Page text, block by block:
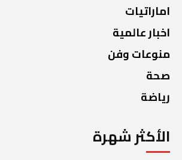
اماراتيات
اخبار عالمية
منوعات وفن
صحة
رياضة
الأكثر شهرة